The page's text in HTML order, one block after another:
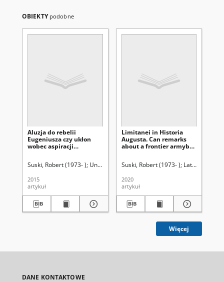
OBIEKTY podobne
Aluzja do rebelii
Eugeniusza czy ukłon
wobec aspiracji
Maeciusa Faltoniusa
Tac. 6, 1-9)
Suski, Robert (1973- ) Uniwersytet Marii Curie-Skłodowskiej (Lublin).
2015
artykuł
Limitanei in Historia
Augusta. Can remarks
about a frontier armybe
Suski, Robert (1973- ) Latawiec,
2020
artykuł
Więcej
DANE KONTAKTOWE